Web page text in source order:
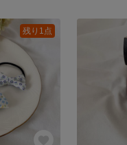
残り1点